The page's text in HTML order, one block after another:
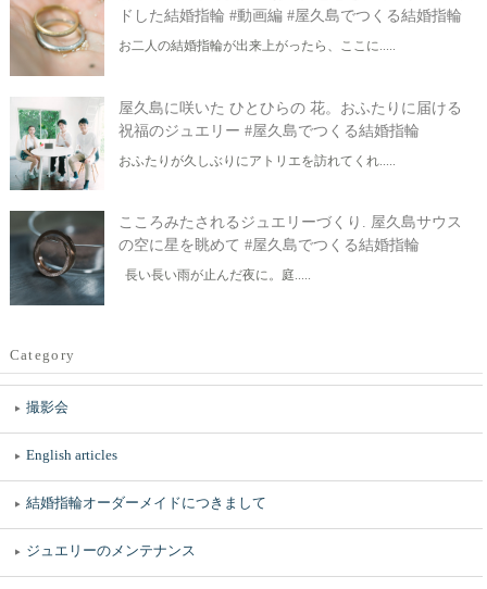
ドした結婚指輪 #動画編 #屋久島でつくる結婚指輪
お二人の結婚指輪が出来上がったら、ここに.....
屋久島に咲いた ひとひらの 花。おふたりに届ける
祝福のジュエリー #屋久島でつくる結婚指輪
おふたりが久しぶりにアトリエを訪れてくれ.....
こころみたされるジュエリーづくり. 屋久島サウス
の空に星を眺めて #屋久島でつくる結婚指輪
長い長い雨が止んだ夜に。庭.....
Category
撮影会
English articles
結婚指輪オーダーメイドにつきまして
ジュエリーのメンテナンス